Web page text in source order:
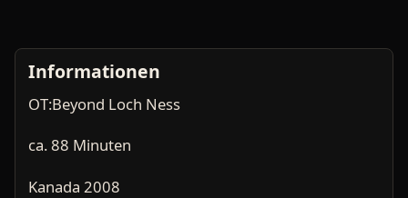
Informationen
OT:Beyond Loch Ness
ca. 88 Minuten
Kanada 2008